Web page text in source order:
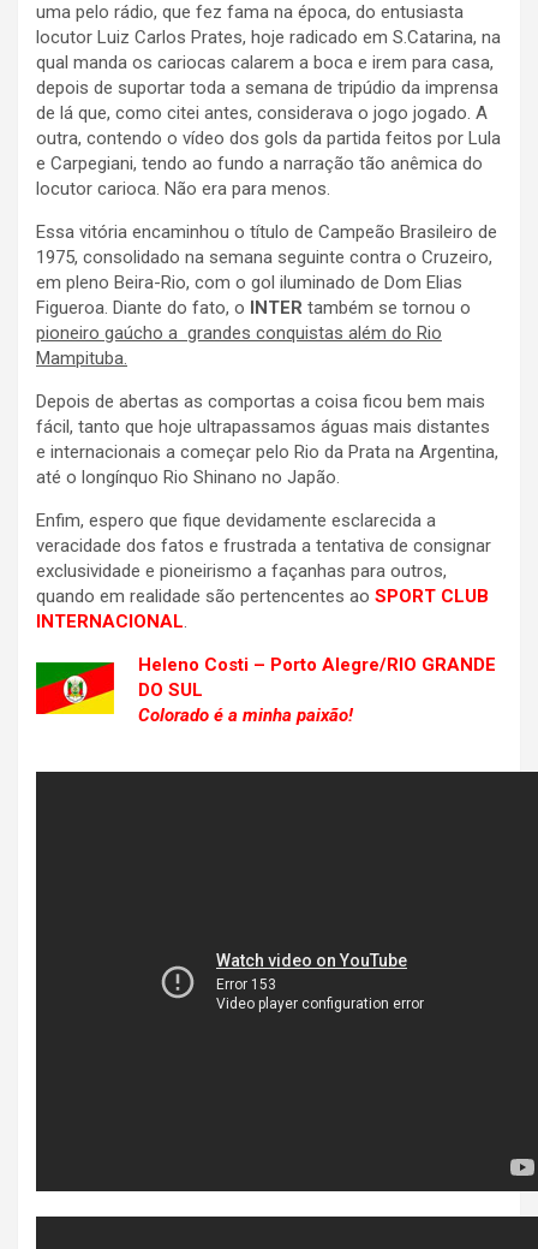
uma pelo rádio, que fez fama na época, do entusiasta
locutor Luiz Carlos Prates, hoje radicado em S.Catarina, na
qual manda os cariocas calarem a boca e irem para casa,
depois de suportar toda a semana de tripúdio da imprensa
de lá que, como citei antes, considerava o jogo jogado. A
outra, contendo o vídeo dos gols da partida feitos por Lula
e Carpegiani, tendo ao fundo a narração tão anêmica do
locutor carioca. Não era para menos.
Essa vitória encaminhou o título de Campeão Brasileiro de
1975, consolidado na semana seguinte contra o Cruzeiro,
em pleno Beira-Rio, com o gol iluminado de Dom Elias
Figueroa. Diante do fato, o INTER também se tornou o
pioneiro gaúcho a grandes conquistas além do Rio
Mampituba.
Depois de abertas as comportas a coisa ficou bem mais
fácil, tanto que hoje ultrapassamos águas mais distantes
e internacionais a começar pelo Rio da Prata na Argentina,
até o longínquo Rio Shinano no Japão.
Enfim, espero que fique devidamente esclarecida a
veracidade dos fatos e frustrada a tentativa de consignar
exclusividade e pioneirismo a façanhas para outros,
quando em realidade são pertencentes ao SPORT CLUB
INTERNACIONAL.
Heleno Costi – Porto Alegre/RIO GRANDE
DO SUL
Colorado é a minha paixão!